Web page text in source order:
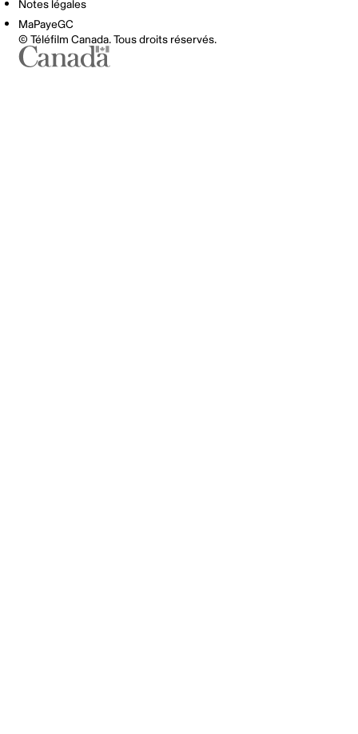
Notes légales
MaPayeGC
© Téléfilm Canada. Tous droits réservés.